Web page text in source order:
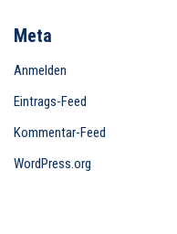
Meta
Anmelden
Eintrags-Feed
Kommentar-Feed
WordPress.org